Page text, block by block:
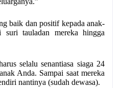
baik dan positif kepada anak­
tauladan mereka hingga
selalu senantiasa siaga 24
Anda. Sampai saat mereka
nantinya (sudah dewasa).